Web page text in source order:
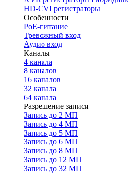
HD-CVI регистраторы
Особенности
PoE-питание
Тревожный вход
Аудио вход
Каналы
4 канала
8 каналов
16 каналов
32 канала
64 канала
Разрешение записи
Запись до 2 МП
Запись до 4 МП
Запись до 5 МП
Запись до 6 МП
Запись до 8 МП
Запись до 12 МП
Запись до 32 МП